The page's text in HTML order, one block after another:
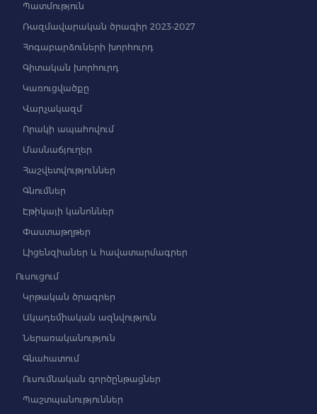
Պատմություն
Ռազմավարական ծրագիր 2023-2027
Հոգաբարձուների խորհուրդ
Գիտական խորհուրդ
Կառուցվածքը
Վարչակազմ
Որակի ապահովում
Մասնաճյուղեր
Հաշվետվություններ
Գնումներ
Էթիկայի կանոններ
Փաստաթղթեր
Լիցենզիաներ և հավատարմագրեր
Ուսուցում
Կրթական ծրագրեր
Ակադեմիական ազնվություն
Ներառականություն
Գնահատում
Ուսումնական գործընթացներ
Պաշտպանություններ